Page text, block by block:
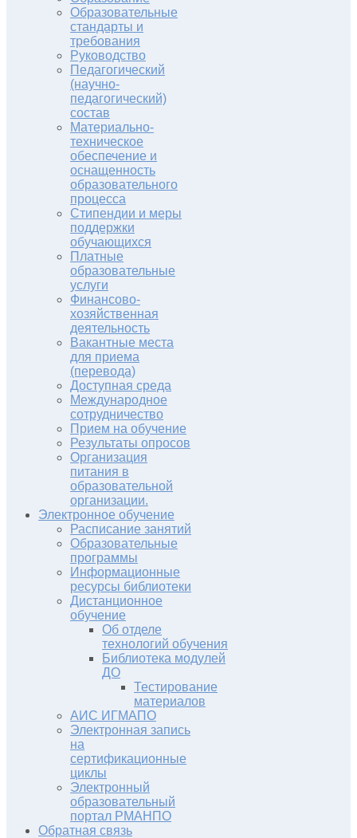
Образовательные
стандарты и
требования
Руководство
Педагогический
(научно-
педагогический)
состав
Материально-
техническое
обеспечение и
оснащенность
образовательного
процесса
Стипендии и меры
поддержки
обучающихся
Платные
образовательные
услуги
Финансово-
хозяйственная
деятельность
Вакантные места
для приема
(перевода)
Доступная среда
Международное
сотрудничество
Прием на обучение
Результаты опросов
Организация
питания в
образовательной
организации.
Электронное обучение
Расписание занятий
Образовательные
программы
Информационные
ресурсы библиотеки
Дистанционное
обучение
Об отделе
технологий обучения
Библиотека модулей
ДО
Тестирование
материалов
АИС ИГМАПО
Электронная запись
на
сертификационные
циклы
Электронный
образовательный
портал РМАНПО
Обратная связь